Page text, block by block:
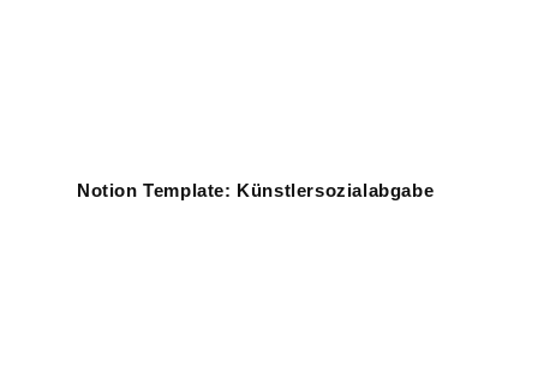
Notion Template: Künstlersozialabgabe